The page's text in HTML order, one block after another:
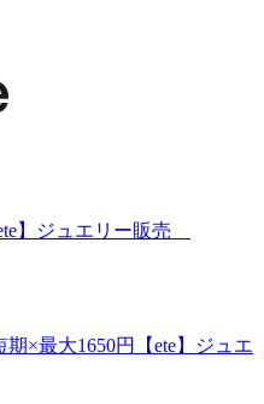
】ジュエリー販売
×最大1650円【ete】ジュエ